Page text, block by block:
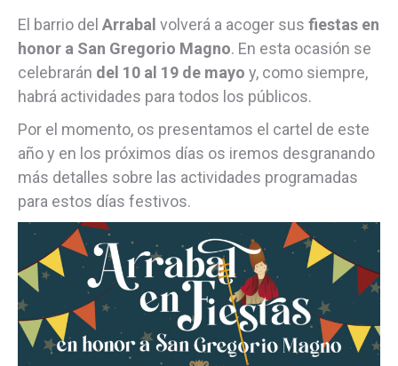
El barrio del Arrabal volverá a acoger sus fiestas en
honor a San Gregorio Magno. En esta ocasión se
celebrarán del 10 al 19 de mayo y, como siempre,
habrá actividades para todos los públicos.
Por el momento, os presentamos el cartel de este
año y en los próximos días os iremos desgranando
más detalles sobre las actividades programadas
para estos días festivos.